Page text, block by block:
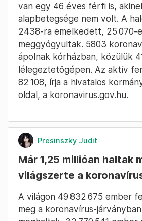
van egy 46 éves férfi is,
alapbetegsége nem volt. A
2438-ra emelkedett, 25 070-
meggyógyultak. 5803
ápolnak kórházban, közülük
lélegeztetőgépen. Az aktív
82 108, írja a hivatalos
oldal, a koronavirus.gov.hu.
Presinszky Judit
Már 1,25 millióan haltak
világszerte a
A világon 49 832 675 ember
meg a koronavírus-